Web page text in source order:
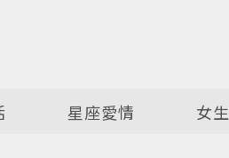
星座愛情 女